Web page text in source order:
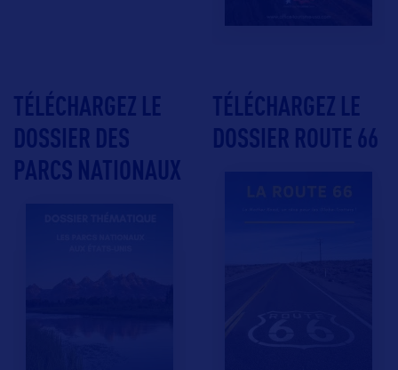
TÉLÉCHARGEZ LE
DOSSIER DES
PARCS NATIONAUX
TÉLÉCHARGEZ LE
DOSSIER ROUTE 66